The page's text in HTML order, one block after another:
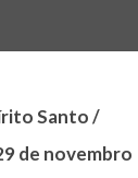
Santo /
de novembro